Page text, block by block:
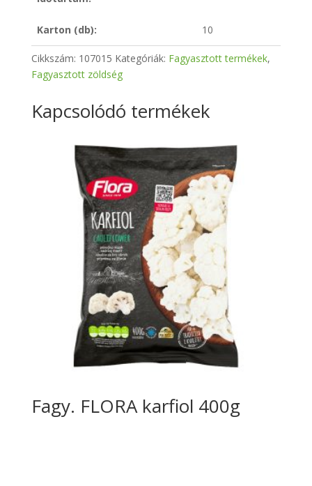
Karton (db): 10
Cikkszám: 107015 Kategóriák: Fagyasztott termékek,
Fagyasztott zöldség
Kapcsolódó termékek
Fagy. FLORA karfiol 400g